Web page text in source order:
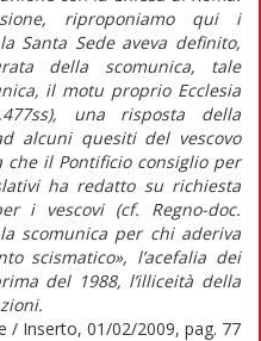
riproponiamo qui i
Santa Sede aveva definito,
della scomunica, tale
il motu proprio Ecclesia
una risposta della
alcuni quesiti del vescovo
il Pontificio consiglio per
ha redatto su richiesta
i vescovi (cf. Regno-doc.
scomunica per chi aderiva
scismatico», l’acefalia dei
del 1988, l’illiceità della
/ Inserto, 01/02/2009, pag. 77